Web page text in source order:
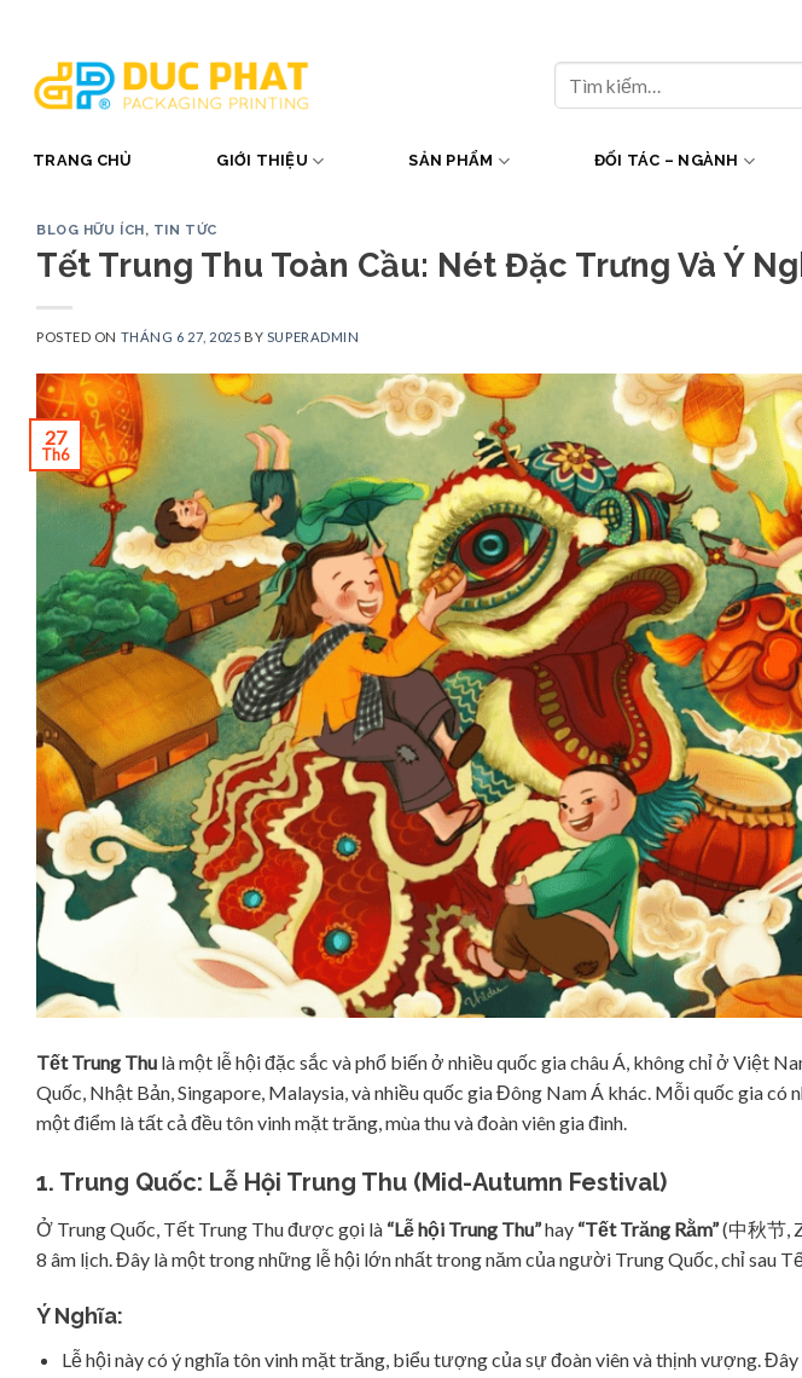
content
kiếm:
TRANG CHỦ GIỚI THIỆU SẢN PHẨM ĐỐI TÁC – NGÀNH
BLOG HỮU ÍCH, TIN TỨC
Tết Trung Thu Toàn Cầu: Nét Đặc Trưng Và Ý
POSTED ON THÁNG 6 27, 2025 BY SUPERADMIN
27
Th6
Tết Trung Thu là một lễ hội đặc sắc và phổ biến ở nhiều quốc gia châu Á, không chỉ ở Việt
Quốc, Nhật Bản, Singapore, Malaysia, và nhiều quốc gia Đông Nam Á khác. Mỗi quốc gia
một điểm là tất cả đều tôn vinh mặt trăng, mùa thu và đoàn viên gia đình.
1. Trung Quốc: Lễ Hội Trung Thu (Mid-Autumn Festival)
Ở Trung Quốc, Tết Trung Thu được gọi là “Lễ hội Trung Thu”hay “Tết Trăng Rằm”(中秋节,
8 âm lịch. Đây là một trong những lễ hội lớn nhất trong năm của người Trung Quốc, chỉ sau
Ý Nghĩa:
Lễ hội này có ý nghĩa tôn vinh mặt trăng, biểu tượng của sự đoàn viên và thịnh vượng.